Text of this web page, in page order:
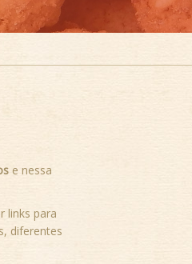
e nessa
links para
diferentes